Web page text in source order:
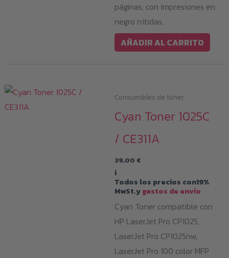
páginas, con impresiones en
negro nítidas.
AÑADIR AL CARRITO
Consumibles de tóner
Cyan Toner 1025C
/ CE311A
39,00 €
i
Todos los precios con19%
MwSt.ygastos de envío
Cyan Toner compatible con
HP LaserJet Pro CP1025,
LaserJet Pro CP1025nw,
LaserJet Pro 100 color MFP